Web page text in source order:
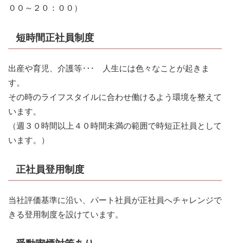
００～２０：００）
短時間正社員制度
出産や育児、介護等･･･ 人生には色々なことが起きま
す。
その時のライフスタイルに合わせ働けるよう環境を整えて
います。
（週３０時間以上４０時間未満の範囲で時短正社員として
います。）
正社員登用制度
当社評価基準に沿い、パート社員が正社員へチャレンジで
きる登用制度を設けています。